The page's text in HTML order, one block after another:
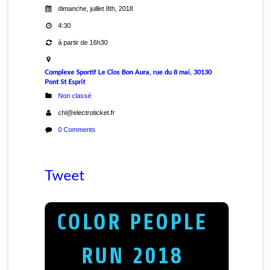
dimanche, juillet 8th, 2018
4:30
à partir de 16h30
Complexe Sportif Le Clos Bon Aura, rue du 8 mai, 30130
Pont St Esprit
Non classé
chl@electroticket.fr
0 Comments
Tweet
COLOR PEOPLE
RUN 2018